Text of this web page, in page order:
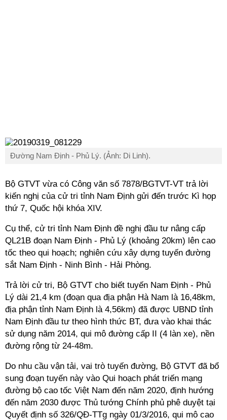
Đường Nam Định - Phủ Lý. (Ảnh: Di Linh).
Bộ GTVT vừa có Công văn số 7878/BGTVT-VT trả lời
kiến nghị của cử tri tỉnh Nam Định gửi đến trước Kì họp
thứ 7, Quốc hội khóa XIV.
Cụ thể, cử tri tỉnh Nam Định đề nghị đầu tư nâng cấp
QL21B đoạn Nam Định - Phủ Lý (khoảng 20km) lên cao
tốc theo qui hoạch; nghiên cứu xây dựng tuyến đường
sắt Nam Định - Ninh Bình - Hải Phòng.
Trả lời cử tri, Bộ GTVT cho biết tuyến Nam Định - Phủ
Lý dài 21,4 km (đoạn qua địa phận Hà Nam là 16,48km,
địa phận tỉnh Nam Định là 4,56km) đã được UBND tỉnh
Nam Định đầu tư theo hình thức BT, đưa vào khai thác
sử dụng năm 2014, qui mô đường cấp II (4 làn xe), nền
đường rộng từ 24-48m.
Do nhu cầu vận tải, vai trò tuyến đường, Bộ GTVT đã bổ
sung đoạn tuyến này vào Qui hoạch phát triến mạng
đường bộ cao tốc Việt Nam đến năm 2020, định hướng
đến năm 2030 được Thủ tướng Chính phủ phê duyệt tại
Quyết định số 326/QĐ-TTg ngày 01/3/2016, qui mô cao